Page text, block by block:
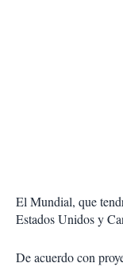
El Mundial, que
Estados Unidos y
De acuerdo con